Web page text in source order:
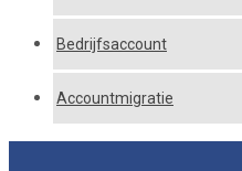
Bedrijfsaccount
Accountmigratie